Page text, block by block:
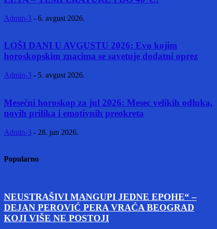
Admin-3 - 6. avgust 2026.
LOŠI DANI U AVGUSTU 2026: Evo kojim
horoskopskim znacima se savetuje dodatni oprez
Admin-3 - 5. avgust 2026.
Mesečni horoskop za jul 2026: Mesec velikih odluka,
novih prilika i emotivnih preokreta
Admin-3 - 28. jun 2026.
Popularno
NEUSTRAŠIVI MANGUPI JEDNE EPOHE“ –
DEJAN PEROVIĆ PERA VRAĆA BEOGRAD
KOJI VIŠE NE POSTOJI